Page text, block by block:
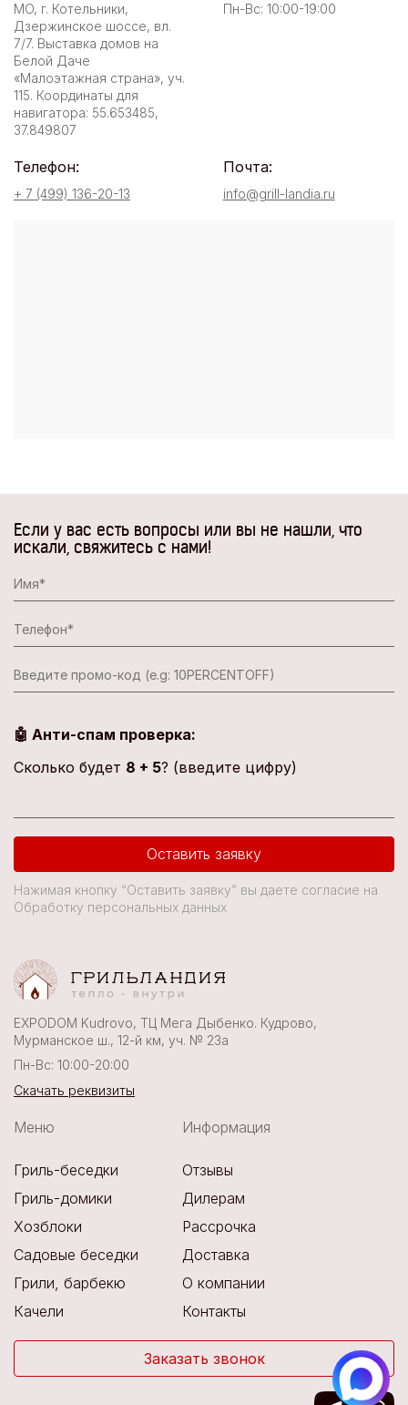
МО, г. Котельники,
Дзержинское шоссе, вл.
7/7. Выставка домов на
Белой Даче
«Малоэтажная страна», уч.
115. Координаты для
навигатора: 55.653485,
37.849807
Пн-Вс: 10:00-19:00
Телефон:
+ 7 (499) 136-20-13
Почта:
info@grill-landia.ru
Если у вас есть вопросы или вы не нашли, что
искали, свяжитесь с нами!
🤖 Анти-спам проверка:
Сколько будет 8 + 5? (введите цифру)
Оставить заявку
Нажимая кнопку “Оставить заявку” вы даете согласие на
Обработку персональных данных
EXPODOM Kudrovo, ТЦ Мега Дыбенко. Кудрово,
Мурманское ш., 12-й км, уч. № 23а
Пн-Вс: 10:00-20:00
Скачать реквизиты
Меню
Гриль-беседки
Гриль-домики
Хозблоки
Садовые беседки
Грили, барбекю
Качели
Информация
Отзывы
Дилерам
Рассрочка
Доставка
О компании
Контакты
Заказать звонок